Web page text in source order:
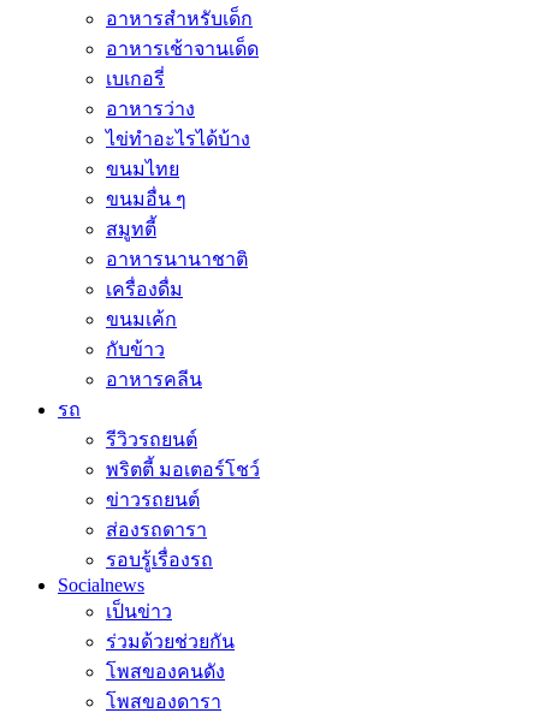
อาหารสำหรับเด็ก
อาหารเช้าจานเด็ด
เบเกอรี่
อาหารว่าง
ไข่ทำอะไรได้บ้าง
ขนมไทย
ขนมอื่น ๆ
สมูทตี้
อาหารนานาชาติ
เครื่องดื่ม
ขนมเค้ก
กับข้าว
อาหารคลีน
รถ
รีวิวรถยนต์
พริตตี้ มอเตอร์โชว์
ข่าวรถยนต์
ส่องรถดารา
รอบรู้เรื่องรถ
Socialnews
เป็นข่าว
ร่วมด้วยช่วยกัน
โพสของคนดัง
โพสของดารา